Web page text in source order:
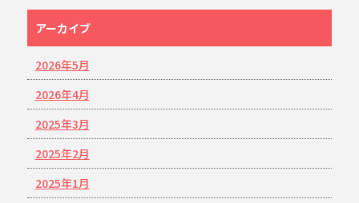
アーカイブ
2026年5月
2026年4月
2025年3月
2025年2月
2025年1月